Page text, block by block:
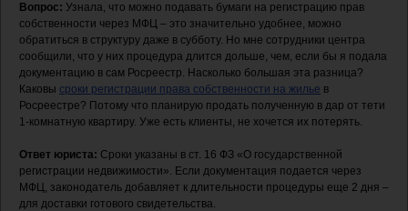
Вопрос: Узнала, что можно подавать бумаги на регистрацию прав
собственности через МФЦ – это значительно удобнее, можно
обратиться в структуру даже в субботу. Но мне сотрудники центра
сообщили, что у них процедура длится дольше, чем, если бы я подала
документацию в сам Росреестр. Насколько большая эта разница?
Каковы сроки регистрации права собственности на жилье в
Росреестре? Потому что планирую продать полученную в дар от тети
1-комнатную квартиру. Уже есть клиенты, не хочется их потерять.
Ответ юриста: Сроки указаны в ст. 16 ФЗ «О государственной
регистрации недвижимости». Если документация подается через
МФЦ, законодатель добавляет к длительности процедуры еще 2 дня –
для доставки готового свидетельства.